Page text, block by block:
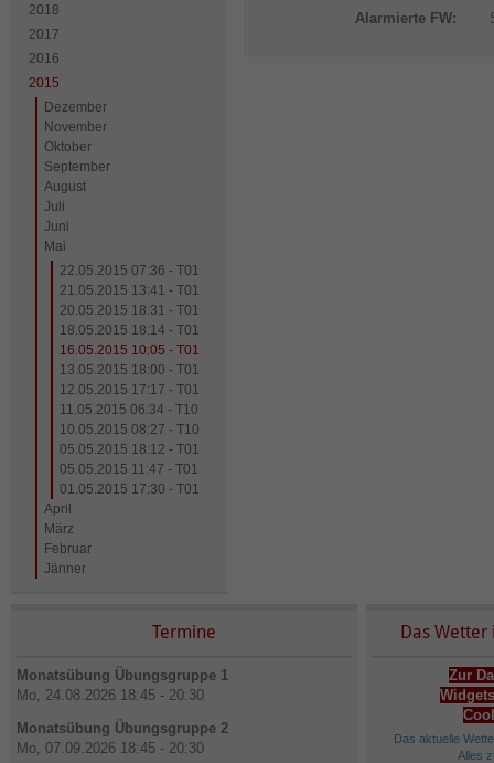
2018
2017
2016
2015
Dezember
November
Oktober
September
August
Juli
Juni
Mai
22.05.2015 07:36 - T01
21.05.2015 13:41 - T01
20.05.2015 18:31 - T01
18.05.2015 18:14 - T01
16.05.2015 10:05 - T01
13.05.2015 18:00 - T01
12.05.2015 17:17 - T01
11.05.2015 06:34 - T10
10.05.2015 08:27 - T10
05.05.2015 18:12 - T01
05.05.2015 11:47 - T01
01.05.2015 17:30 - T01
April
März
Februar
Jänner
Alarmierte FW:
Termine
Monatsübung Übungsgruppe 1
Mo, 24.08.2026 18:45 - 20:30
Monatsübung Übungsgruppe 2
Mo, 07.09.2026 18:45 - 20:30
Das Wetter
Zur
Das aktuelle
Alles